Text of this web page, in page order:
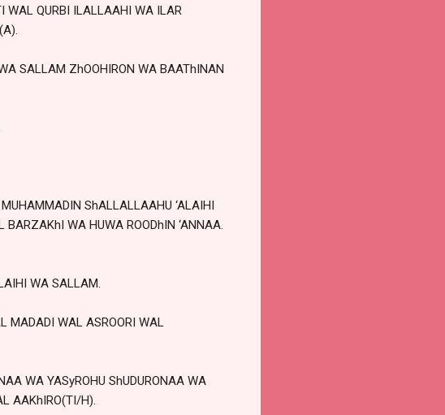
WAL QURBI ILALLAAHI WA ILAR
SALLAM ZhOOHIRON WA BAAThINAN
ShALLALLAAHU ‘ALAIHI
WA HUWA ROODhIN ‘ANNAA.
WA SALLAM.
MADADI WAL ASROORI WAL
WA YASyROHU ShUDURONAA WA
AAKhIRO(TI/H).